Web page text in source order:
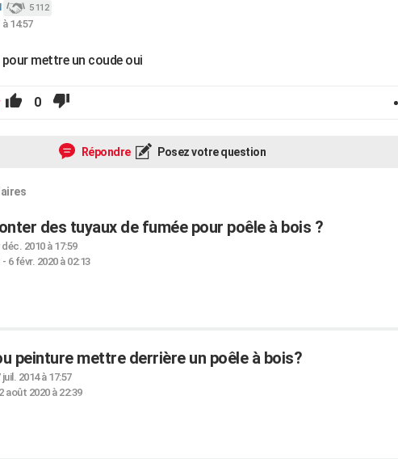
5 112
à 14:57
mettre un coude oui
0
Répondre Posez votre question
des tuyaux de fumée pour poêle à bois ?
déc. 2010 à 17:59
- 6 févr. 2020 à 02:13
peinture mettre derrière un poêle à bois?
juil. 2014 à 17:57
août 2020 à 22:39